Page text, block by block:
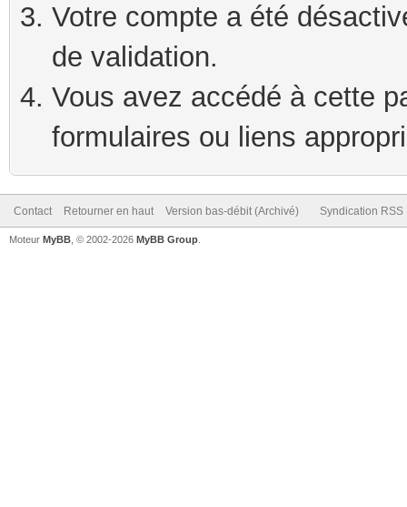
Votre compte a été
de validation.
Vous avez accédé à cette
formulaires ou liens
Contact Retourner en haut Version bas-débit (Archivé) Syndication RSS
Moteur MyBB , © 2002-2026 MyBB Group